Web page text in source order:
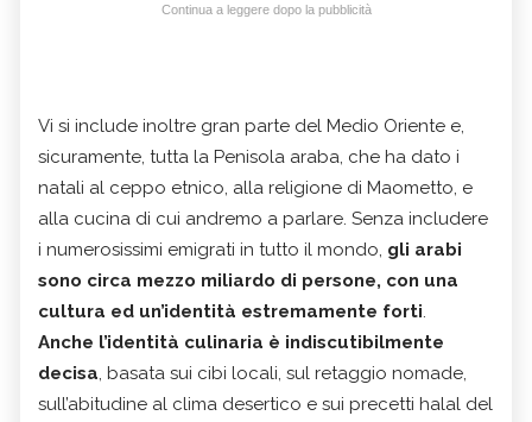
Continua a leggere dopo la pubblicità
Vi si include inoltre gran parte del Medio Oriente e,
sicuramente, tutta la Penisola araba, che ha dato i
natali al ceppo etnico, alla religione di Maometto, e
alla cucina di cui andremo a parlare. Senza includere
i numerosissimi emigrati in tutto il mondo, gli arabi
sono circa mezzo miliardo di persone, con una
cultura ed un’identità estremamente forti.
Anche l’identità culinaria è indiscutibilmente
decisa, basata sui cibi locali, sul retaggio nomade,
sull’abitudine al clima desertico e sui precetti halal del